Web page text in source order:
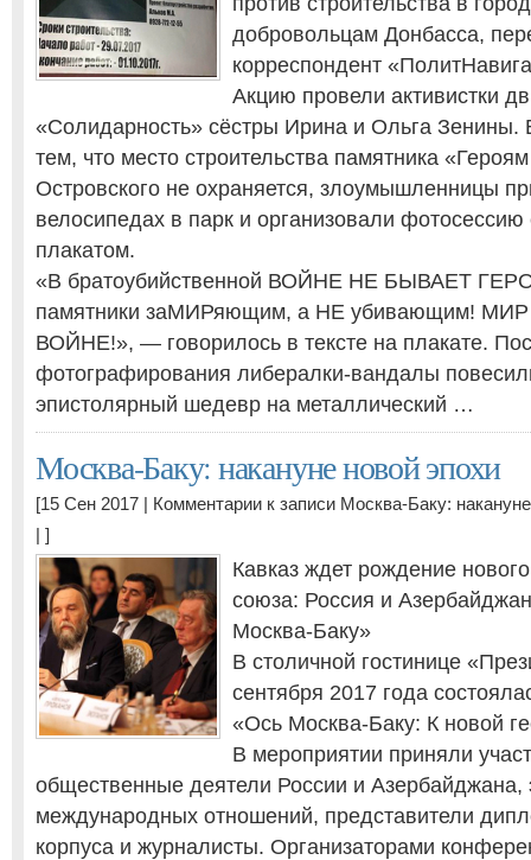
добровольцам Донбасса,
корреспондент
Акцию провели активистки
«Солидарность» сёстры Ирина и Ольга Зенины.
тем, что место строительства памятника
Островского не охраняется, злоумышленницы
велосипедах в парк и организовали
плакатом.
«В братоубийственной ВОЙНЕ НЕ БЫВАЕТ
памятники заМИРяющим, а НЕ убивающим!
ВОЙНЕ!», — говорилось в тексте на плакате.
фотографирования либералки-вандалы
эпистолярный шедевр на металлический …
Москва-Баку: накануне новой эпохи
[15 Сен 2017 | Комментарии к записи Москва-Баку:
| ]
Кавказ ждет рождение нового
союза: Россия и
Москва-Баку»
В столичной гостинице
сентября 2017 года
«Ось Москва-Баку: К новой
В мероприятии приняли
общественные деятели России и Азербайджана,
международных отношений, представители
корпуса и журналисты. Организаторами